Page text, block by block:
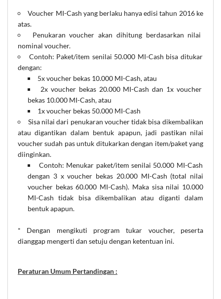
Voucher MI-Cash yang berlaku hanya edisi tahun 2016 ke
atas.
Penukaran voucher akan dihitung berdasarkan nilai
nominal voucher.
Contoh: Paket/item senilai 50.000 MI-Cash bisa ditukar
dengan:
5x voucher bekas 10.000 MI-Cash, atau
2x voucher bekas 20.000 MI-Cash dan 1x voucher
bekas 10.000 MI-Cash, atau
1x voucher bekas 50.000 MI-Cash
Sisa nilai dari penukaran voucher tidak bisa dikembalikan
atau digantikan dalam bentuk apapun, jadi pastikan nilai
voucher sudah pas untuk ditukarkan dengan item/paket yang
diinginkan.
Contoh: Menukar paket/item senilai 50.000 MI-Cash
dengan 3 x voucher bekas 20.000 MI-Cash (total nilai
voucher bekas 60.000 MI-Cash). Maka sisa nilai 10.000
MI-Cash tidak bisa dikembalikan atau diganti dalam
bentuk apapun.
* Dengan mengikuti program tukar voucher, peserta
dianggap mengerti dan setuju dengan ketentuan ini.
Peraturan Umum Pertandingan :